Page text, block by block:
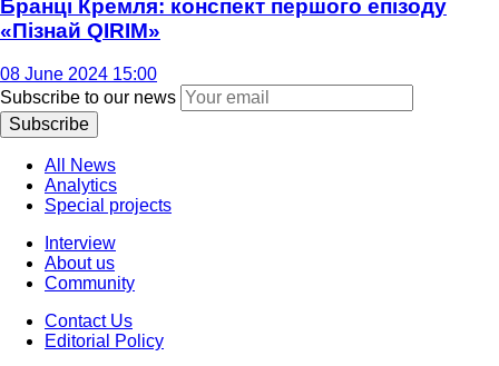
Бранці Кремля: конспект першого епізоду
«Пізнай QIRIM»
08 June 2024 15:00
Subscribe to our news
Subscribe
All News
Analytics
Special projects
Interview
About us
Community
Contact Us
Editorial Policy